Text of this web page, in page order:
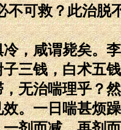
不可救？此治脱
，咸谓毙矣。
三钱，白术五
无治喘理乎？
。一日喘甚烦